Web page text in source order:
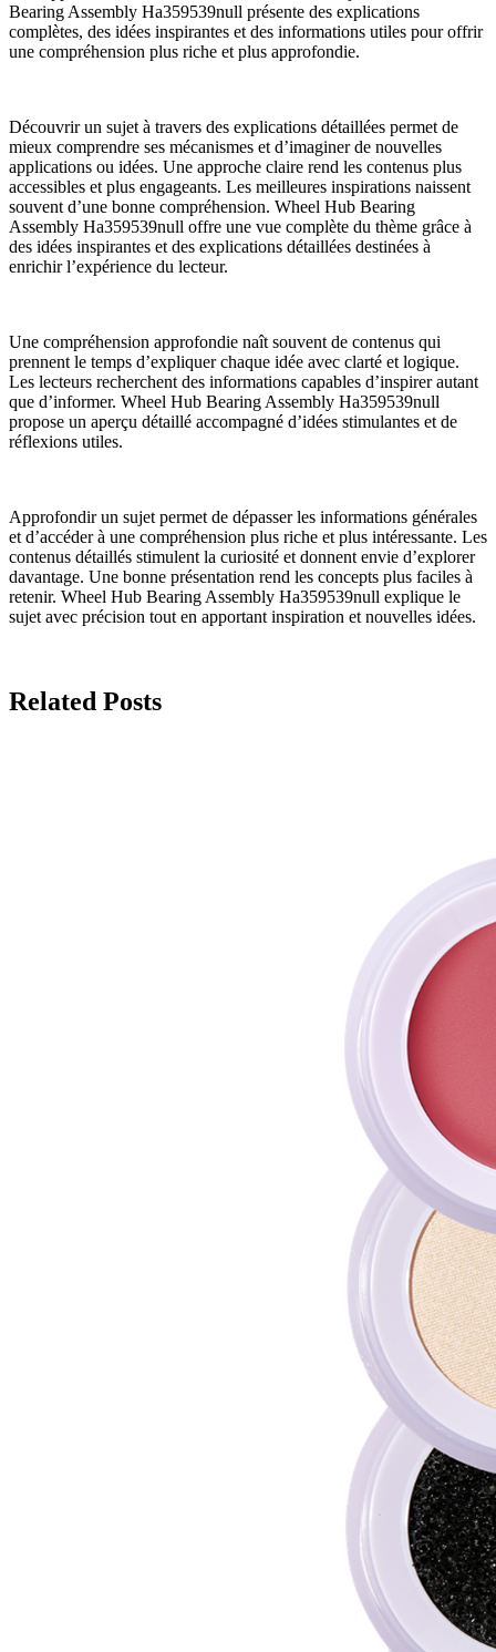
Bearing Assembly Ha359539null présente des explications
complètes, des idées inspirantes et des informations utiles pour offrir
une compréhension plus riche et plus approfondie.
Découvrir un sujet à travers des explications détaillées permet de
mieux comprendre ses mécanismes et d’imaginer de nouvelles
applications ou idées. Une approche claire rend les contenus plus
accessibles et plus engageants. Les meilleures inspirations naissent
souvent d’une bonne compréhension. Wheel Hub Bearing
Assembly Ha359539null offre une vue complète du thème grâce à
des idées inspirantes et des explications détaillées destinées à
enrichir l’expérience du lecteur.
Une compréhension approfondie naît souvent de contenus qui
prennent le temps d’expliquer chaque idée avec clarté et logique.
Les lecteurs recherchent des informations capables d’inspirer autant
que d’informer. Wheel Hub Bearing Assembly Ha359539null
propose un aperçu détaillé accompagné d’idées stimulantes et de
réflexions utiles.
Approfondir un sujet permet de dépasser les informations générales
et d’accéder à une compréhension plus riche et plus intéressante. Les
contenus détaillés stimulent la curiosité et donnent envie d’explorer
davantage. Une bonne présentation rend les concepts plus faciles à
retenir. Wheel Hub Bearing Assembly Ha359539null explique le
sujet avec précision tout en apportant inspiration et nouvelles idées.
Related Posts